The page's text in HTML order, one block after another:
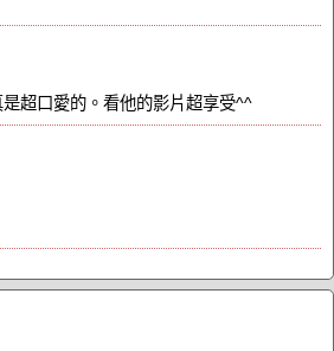
超口愛的。看他的影片超享受^^